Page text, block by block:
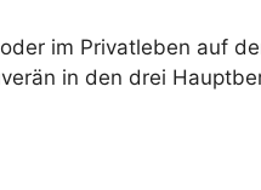
im Privatleben auf
in den drei